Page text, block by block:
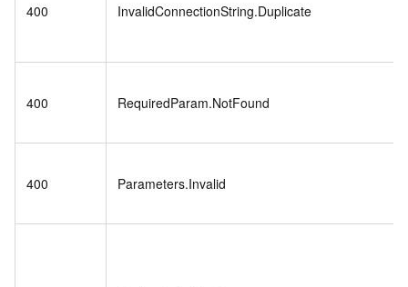
400 InvalidConnectionString.Duplicate
400 RequiredParam.NotFound
400 Parameters.Invalid